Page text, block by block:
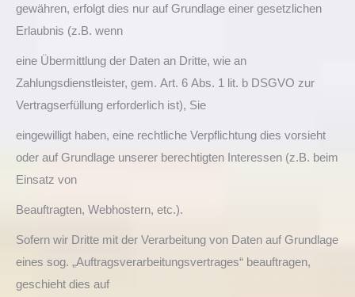
gewähren, erfolgt dies nur auf Grundlage einer gesetzlichen
Erlaubnis (z.B. wenn
eine Übermittlung der Daten an Dritte, wie an
Zahlungsdienstleister, gem. Art. 6 Abs. 1 lit. b DSGVO zur
Vertragserfüllung erforderlich ist), Sie
eingewilligt haben, eine rechtliche Verpflichtung dies vorsieht
oder auf Grundlage unserer berechtigten Interessen (z.B. beim
Einsatz von
Beauftragten, Webhostern, etc.).
Sofern wir Dritte mit der Verarbeitung von Daten auf Grundlage
eines sog. „Auftragsverarbeitungsvertrages“ beauftragen,
geschieht dies auf